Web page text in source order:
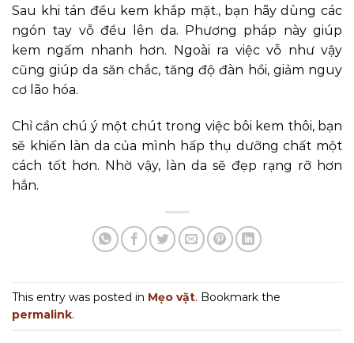
Sau khi tán đều kem khắp mặt., bạn hãy dùng các
ngón tay vỗ đều lên da. Phương pháp này giúp
kem ngấm nhanh hơn. Ngoài ra việc vỗ như vậy
cũng giúp da săn chắc, tăng độ đàn hồi, giảm nguy
cơ lão hóa.
Chỉ cần chú ý một chút trong việc bôi kem thôi, bạn
sẽ khiến làn da của mình hấp thụ dưỡng chất một
cách tốt hơn. Nhờ vậy, làn da sẽ đẹp rạng rỡ hơn
hẳn.
This entry was posted in Mẹo vặt. Bookmark the
permalink.